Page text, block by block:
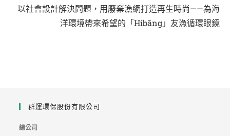
以社會設計解決問題，用廢棄漁網打造再生時尚——為海
洋環境帶來希望的「Hibāng」友漁循環眼鏡
群運環保股份有限公司
總公司